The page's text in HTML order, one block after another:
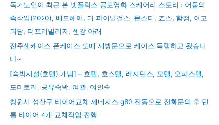
독거노인이 최근 본 넷플릭스 공포영화 스케어리 스토리 : 어둠의
속삭임(2020), 배드헤어, 더 파이널걸스, 몬스터, 죠스, 함정, 여고
괴담, 더프리빌리지, 센강 아래
전주센케이스 폰케이스 도매 재방문으로 케이스 득템하고 왔습니
다~
[숙박시설(호텔) 개념] – 호텔, 호스텔, 레지던스, 모텔, 오피스텔,
도미토리, 공유숙박, 여관, 여인숙
창원시 성산구 타이어교체 제네시스 g80 진동으로 전화문의 후 던
롭 타이어 4개 교체작업 진행